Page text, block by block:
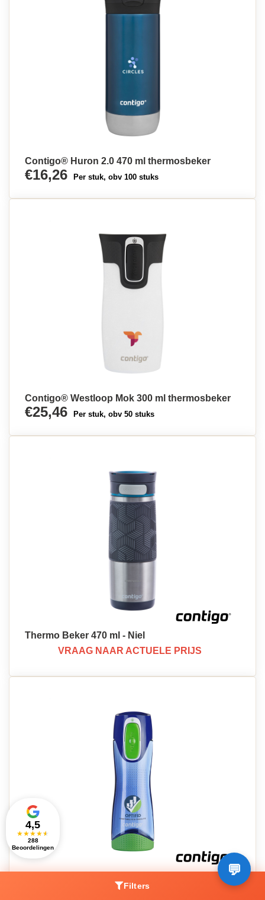
Contigo® Huron 2.0 470 ml thermosbeker
€16,26 Per stuk, obv 100 stuks
Contigo® Westloop Mok 300 ml thermosbeker
€25,46 Per stuk, obv 50 stuks
Thermo Beker 470 ml - Niel
VRAAG NAAR ACTUELE PRIJS
VRAAG NAAR ACTUELE PRIJS
Filters
4,5
★★★★★
288
Beoordelingen